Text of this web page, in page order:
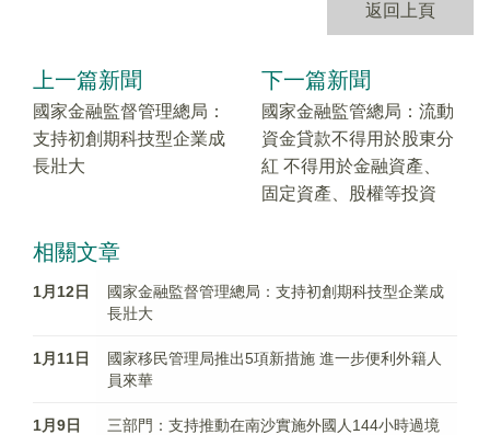
返回上頁
上一篇新聞
國家金融監督管理總局：
支持初創期科技型企業成
長壯大
下一篇新聞
國家金融監管總局：流動
資金貸款不得用於股東分
紅 不得用於金融資產、
固定資產、股權等投資
相關文章
1月12日
國家金融監督管理總局：支持初創期科技型企業成
長壯大
1月11日
國家移民管理局推出5項新措施 進一步便利外籍人
員來華
1月9日
三部門：支持推動在南沙實施外國人144小時過境